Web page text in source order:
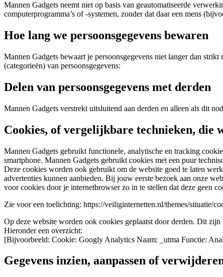
Mannen Gadgets neemt niet op basis van geautomatiseerde
computerprogramma’s of -systemen, zonder dat daar een mens
Hoe lang we persoonsgegevens bewaren
Mannen Gadgets bewaart je persoonsgegevens niet langer dan
(categorieën) van persoonsgegevens:
Delen van persoonsgegevens met derden
Mannen Gadgets verstrekt uitsluitend aan derden en alleen als dit
Cookies, of vergelijkbare technieken, die
Mannen Gadgets gebruikt functionele, analytische en tracking
smartphone. Mannen Gadgets gebruikt cookies met een puur
Deze cookies worden ook gebruikt om de website goed te laten
advertenties kunnen aanbieden. Bij jouw eerste bezoek aan onze
voor cookies door je internetbrowser zo in te stellen dat deze geen
Zie voor een toelichting: https://veiliginternetten.nl/themes/situatie/
Op deze website worden ook cookies geplaatst door derden. Dit
Hieronder een overzicht:
[Bijvoorbeeld: Cookie: Googly Analytics Naam: _utma Functie:
Gegevens inzien, aanpassen of